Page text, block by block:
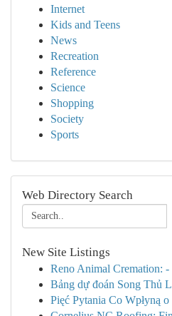
Internet
Kids and Teens
News
Recreation
Reference
Science
Shopping
Society
Sports
Web Directory Search
New Site Listings
Reno Animal Cremation:
Bảng dự đoán Song Thủ
Pięć Pytania Co Wpłyną